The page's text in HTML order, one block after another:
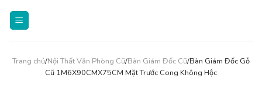
Trang chủ/Nội Thất Văn Phòng Cũ/Bàn Giám Đốc Cũ/Bàn Giám Đốc Gỗ
Cũ 1M6X90CMX75CM Mặt Trước Cong Không Hộc